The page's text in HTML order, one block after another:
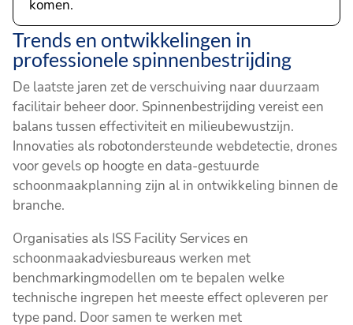
komen.
Trends en ontwikkelingen in
professionele spinnenbestrijding
De laatste jaren zet de verschuiving naar duurzaam
facilitair beheer door. Spinnenbestrijding vereist een
balans tussen effectiviteit en milieubewustzijn.
Innovaties als robotondersteunde webdetectie, drones
voor gevels op hoogte en data-gestuurde
schoonmaakplanning zijn al in ontwikkeling binnen de
branche.
Organisaties als ISS Facility Services en
schoonmaakadviesbureaus werken met
benchmarkingmodellen om te bepalen welke
technische ingrepen het meeste effect opleveren per
type pand. Door samen te werken met